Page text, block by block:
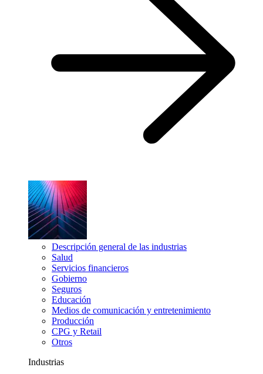
Descripción general de las industrias
Salud
Servicios financieros
Gobierno
Seguros
Educación
Medios de comunicación y entretenimiento
Producción
CPG y Retail
Otros
Industrias